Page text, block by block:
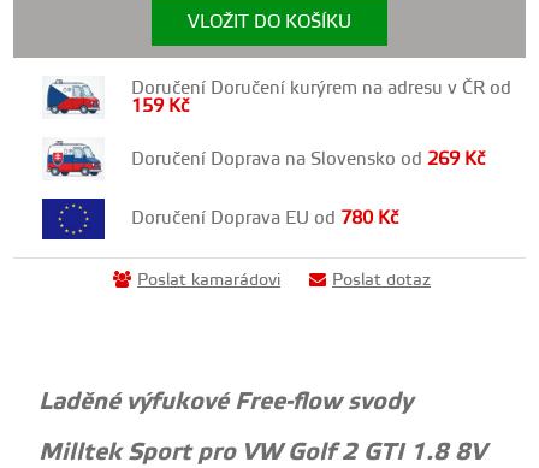
VLOŽIT DO KOŠÍKU
Doručení Doručení kurýrem na adresu v ČR od
159 Kč
Doručení Doprava na Slovensko od269 Kč
Doručení Doprava EU od 780 Kč
Poslat kamarádovi Poslat dotaz
Laděné výfukové Free-flow svody
Milltek Sport pro VW Golf 2 GTI 1.8 8V